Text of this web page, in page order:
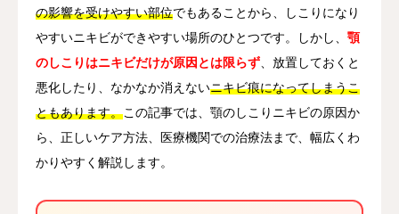
の影響を受けやすい部位でもあることから、しこりになり
やすいニキビができやすい場所のひとつです。しかし、 顎
のしこりはニキビだけが原因とは限らず 、放置しておくと
悪化したり、なかなか消えないニキビ痕になってしまうこ
ともあります。この記事では、顎のしこりニキビの原因か
ら、正しいケア方法、医療機関での治療法まで、幅広くわ
かりやすく解説します。